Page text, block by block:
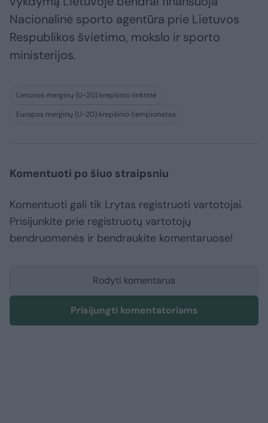
Nacionalinė sporto agentūra prie Lietuvos
Respublikos švietimo, mokslo ir sporto
ministerijos.
Lietuvos merginų (U-20) krepšinio rinktinė
Europos merginų (U-20) krepšinio čempionatas
Komentuoti po šiuo straipsniu
Komentuoti gali tik Lrytas registruoti vartotojai.
Prisijunkite prie registruotų vartotojų
bendruomenės ir bendraukite komentaruose!
Rodyti komentarus
Prisijungti komentatoriams